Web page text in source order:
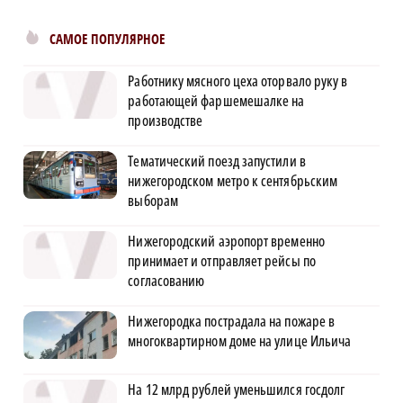
САМОЕ ПОПУЛЯРНОЕ
Работнику мясного цеха оторвало руку в
работающей фаршемешалке на
производстве
Тематический поезд запустили в
нижегородском метро к сентябрьским
выборам
Нижегородский аэропорт временно
принимает и отправляет рейсы по
согласованию
Нижегородка пострадала на пожаре в
многоквартирном доме на улице Ильича
На 12 млрд рублей уменьшился госдолг